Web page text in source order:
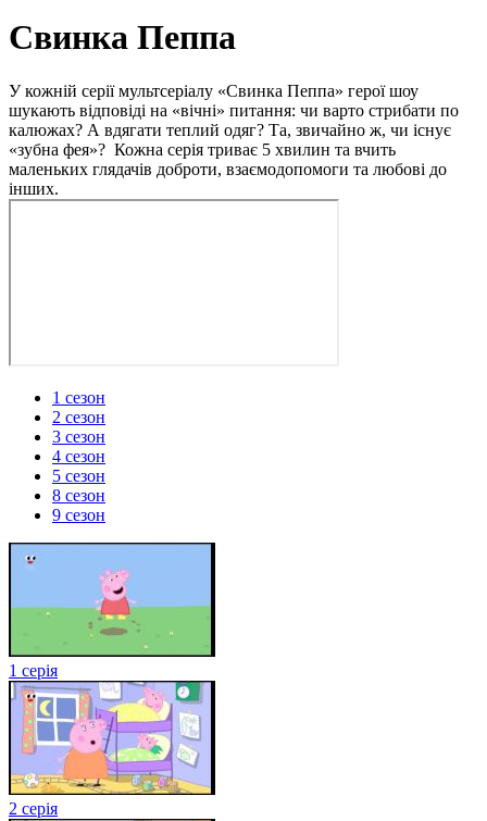
Свинка Пеппа
У кожній серії мультсеріалу «Свинка Пеппа» герої шоу
шукають відповіді на «вічні» питання: чи варто стрибати по
калюжах? А вдягати теплий одяг? Та, звичайно ж, чи існує
«зубна фея»? Кожна серія триває 5 хвилин та вчить
маленьких глядачів доброти, взаємодопомоги та любові до
інших.
1 сезон
2 сезон
3 сезон
4 сезон
5 сезон
8 сезон
9 сезон
1 серія
2 серія